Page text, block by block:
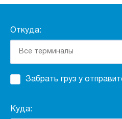
Откуда:
Забрать груз у
Куда: